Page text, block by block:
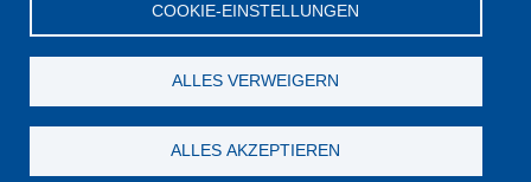
COOKIE-EINSTELLUNGEN
ALLES VERWEIGERN
ALLES AKZEPTIEREN
© Testing Bluhm & Feuerherdt GmbH 08.08.2026
YouTube-Twitter-LinkedIn